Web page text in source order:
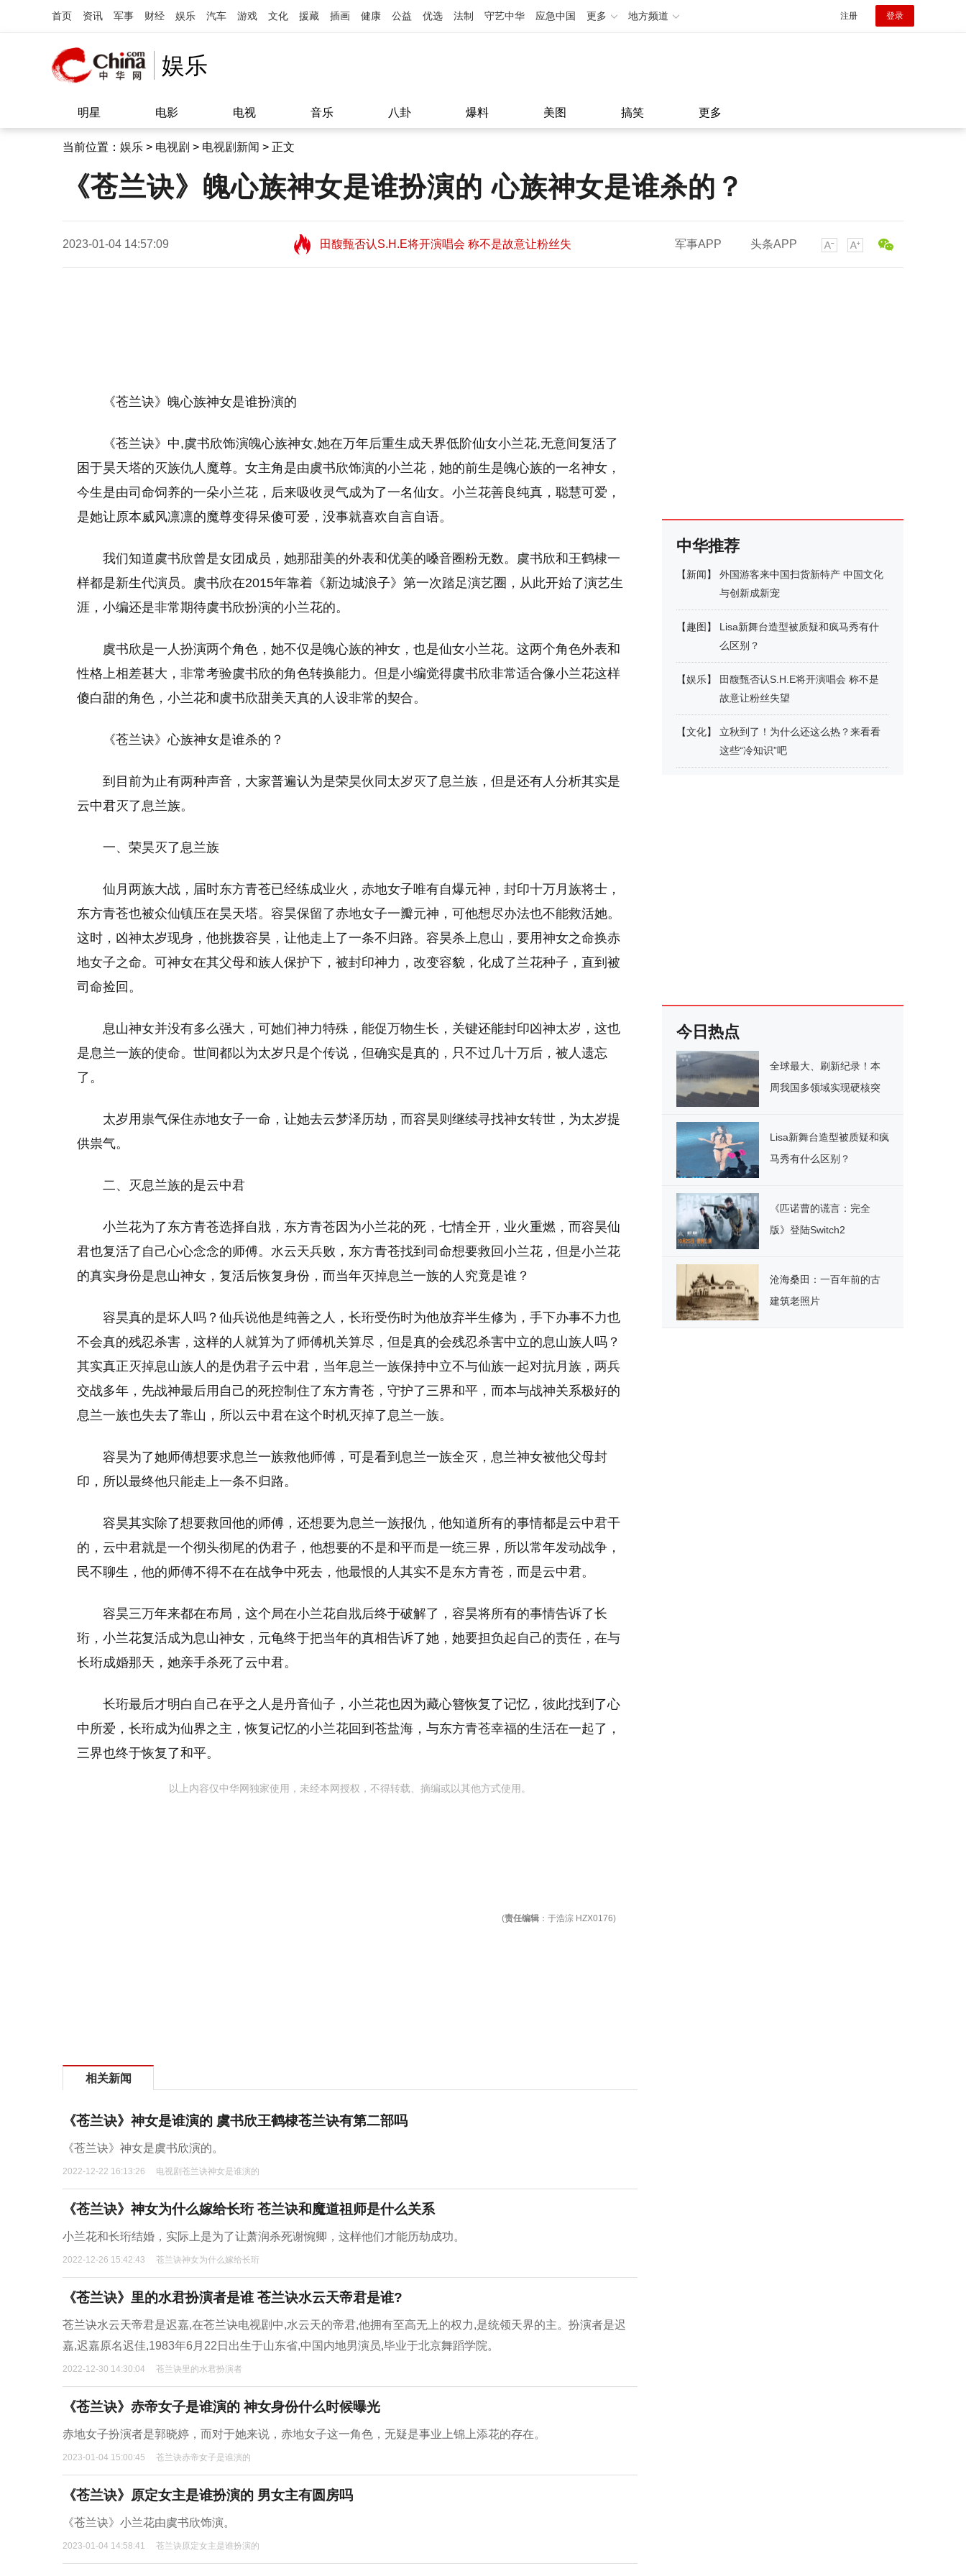
首页 资讯 军事 财经 娱乐 汽车 游戏 文化 援藏 插画 健康 公益 优选 法制 守艺中华 应急中国 更多 地方频道 注册 登录
娱乐
明星 电影 电视 音乐 八卦 爆料 美图 搞笑 更多
当前位置： 娱乐 > 电视剧 > 电视剧新闻 > 正文
《苍兰诀》魄心族神女是谁扮演的 心族神女是谁杀的？
2023-01-04 14:57:09
田馥甄否认S.H.E将开演唱会 称不是故意让粉丝失
望11:08
田馥甄否认S.H.E将开演唱会 称不是故意让粉丝失
军事APP 头条APP
《苍兰诀》魄心族神女是谁扮演的
《苍兰诀》中,虞书欣饰演魄心族神女,她在万年后重生成天界低阶仙女小兰花,无意间复活了
困于昊天塔的灭族仇人魔尊。女主角是由虞书欣饰演的小兰花，她的前生是魄心族的一名神女，
今生是由司命饲养的一朵小兰花，后来吸收灵气成为了一名仙女。小兰花善良纯真，聪慧可爱，
是她让原本威风凛凛的魔尊变得呆傻可爱，没事就喜欢自言自语。
我们知道虞书欣曾是女团成员，她那甜美的外表和优美的嗓音圈粉无数。虞书欣和王鹤棣一
样都是新生代演员。虞书欣在2015年靠着《新边城浪子》第一次踏足演艺圈，从此开始了演艺生
涯，小编还是非常期待虞书欣扮演的小兰花的。
虞书欣是一人扮演两个角色，她不仅是魄心族的神女，也是仙女小兰花。这两个角色外表和
性格上相差甚大，非常考验虞书欣的角色转换能力。但是小编觉得虞书欣非常适合像小兰花这样
傻白甜的角色，小兰花和虞书欣甜美天真的人设非常的契合。
《苍兰诀》心族神女是谁杀的？
到目前为止有两种声音，大家普遍认为是荣昊伙同太岁灭了息兰族，但是还有人分析其实是
云中君灭了息兰族。
一、荣昊灭了息兰族
仙月两族大战，届时东方青苍已经练成业火，赤地女子唯有自爆元神，封印十万月族将士，
东方青苍也被众仙镇压在昊天塔。容昊保留了赤地女子一瓣元神，可他想尽办法也不能救活她。
这时，凶神太岁现身，他挑拨容昊，让他走上了一条不归路。容昊杀上息山，要用神女之命换赤
地女子之命。可神女在其父母和族人保护下，被封印神力，改变容貌，化成了兰花种子，直到被
司命捡回。
息山神女并没有多么强大，可她们神力特殊，能促万物生长，关键还能封印凶神太岁，这也
是息兰一族的使命。世间都以为太岁只是个传说，但确实是真的，只不过几十万后，被人遗忘
了。
太岁用祟气保住赤地女子一命，让她去云梦泽历劫，而容昊则继续寻找神女转世，为太岁提
供祟气。
二、灭息兰族的是云中君
小兰花为了东方青苍选择自戕，东方青苍因为小兰花的死，七情全开，业火重燃，而容昊仙
君也复活了自己心心念念的师傅。水云天兵败，东方青苍找到司命想要救回小兰花，但是小兰花
的真实身份是息山神女，复活后恢复身份，而当年灭掉息兰一族的人究竟是谁？
容昊真的是坏人吗？仙兵说他是纯善之人，长珩受伤时为他放弃半生修为，手下办事不力也
不会真的残忍杀害，这样的人就算为了师傅机关算尽，但是真的会残忍杀害中立的息山族人吗？
其实真正灭掉息山族人的是伪君子云中君，当年息兰一族保持中立不与仙族一起对抗月族，两兵
交战多年，先战神最后用自己的死控制住了东方青苍，守护了三界和平，而本与战神关系极好的
息兰一族也失去了靠山，所以云中君在这个时机灭掉了息兰一族。
容昊为了她师傅想要求息兰一族救他师傅，可是看到息兰一族全灭，息兰神女被他父母封
印，所以最终他只能走上一条不归路。
容昊其实除了想要救回他的师傅，还想要为息兰一族报仇，他知道所有的事情都是云中君干
的，云中君就是一个彻头彻尾的伪君子，他想要的不是和平而是一统三界，所以常年发动战争，
民不聊生，他的师傅不得不在在战争中死去，他最恨的人其实不是东方青苍，而是云中君。
容昊三万年来都在布局，这个局在小兰花自戕后终于破解了，容昊将所有的事情告诉了长
珩，小兰花复活成为息山神女，元龟终于把当年的真相告诉了她，她要担负起自己的责任，在与
长珩成婚那天，她亲手杀死了云中君。
长珩最后才明白自己在乎之人是丹音仙子，小兰花也因为藏心簪恢复了记忆，彼此找到了心
中所爱，长珩成为仙界之主，恢复记忆的小兰花回到苍盐海，与东方青苍幸福的生活在一起了，
三界也终于恢复了和平。
以上内容仅中华网独家使用，未经本网授权，不得转载、摘编或以其他方式使用。
(责任编辑 ：于浩淙 HZX0176)
相关新闻
《苍兰诀》神女是谁演的 虞书欣王鹤棣苍兰诀有第二部吗
《苍兰诀》神女是虞书欣演的。
2022-12-22 16:13:26 电视剧苍兰诀神女是谁演的
《苍兰诀》神女为什么嫁给长珩 苍兰诀和魔道祖师是什么关系
小兰花和长珩结婚，实际上是为了让萧润杀死谢惋卿，这样他们才能历劫成功。
2022-12-26 15:42:43 苍兰诀神女为什么嫁给长珩
《苍兰诀》里的水君扮演者是谁 苍兰诀水云天帝君是谁?
苍兰诀水云天帝君是迟嘉,在苍兰诀电视剧中,水云天的帝君,他拥有至高无上的权力,是统领天界的主。扮演者是迟
嘉,迟嘉原名迟佳,1983年6月22日出生于山东省,中国内地男演员,毕业于北京舞蹈学院。
2022-12-30 14:30:04 苍兰诀里的水君扮演者
《苍兰诀》赤帝女子是谁演的 神女身份什么时候曝光
赤地女子扮演者是郭晓婷，而对于她来说，赤地女子这一角色，无疑是事业上锦上添花的存在。
2023-01-04 15:00:45 苍兰诀赤帝女子是谁演的
《苍兰诀》原定女主是谁扮演的 男女主有圆房吗
《苍兰诀》小兰花由虞书欣饰演。
2023-01-04 14:58:41 苍兰诀原定女主是谁扮演的
中华推荐
【新闻】
外国游客来中国扫货新特产 中国文化
与创新成新宠
【趣图 】
Lisa新舞台造型被质疑和疯马秀有什
么区别？
【娱乐】
田馥甄否认S.H.E将开演唱会 称不是
故意让粉丝失望
【文化】
立秋到了！为什么还这么热？来看看
这些“冷知识”吧
今日热点
全球最大、刷新纪录！本
周我国多领域实现硬核突
Lisa新舞台造型被质疑和疯
马秀有什么区别？
《匹诺曹的谎言：完全
版》登陆Switch2
沧海桑田：一百年前的古
建筑老照片